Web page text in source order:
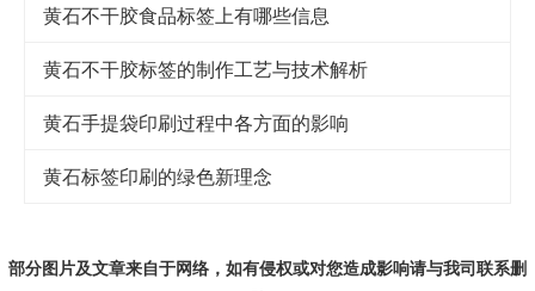
黄石不干胶食品标签上有哪些信息
黄石不干胶标签的制作工艺与技术解析
黄石手提袋印刷过程中各方面的影响
黄石标签印刷的绿色新理念
部分图片及文章来自于网络，如有侵权或对您造成影响请与我司联系删